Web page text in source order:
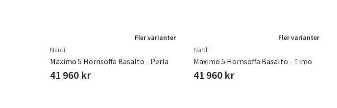
Fler varianter
Nardi
Maximo 5 Hörnsoffa Basalto - Perla
41 960 kr
Fler varianter
Nardi
Maximo 5 Hörnsoffa Basalto - Timo
41 960 kr